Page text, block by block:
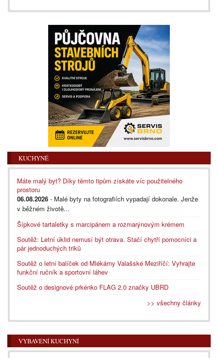
KUCHYNĚ
Máte malý byt? Díky těmto tipům získáte víc použitelného
prostoru
06.08.2026 - Malé byty na fotografiích vypadají dokonale. Jenže
v běžném životě...
Šípkové tartaletky s marcipánem a rozmarýnovým krémem
Soutěž: Letní úklid nemusí být otrava. Stačí chytří pomocníci a
pár jednoduchých triků
Soutěž o letní balíček od Mlékárny Valašské Meziříčí: Vyhrajte
funkční ručník a sportovní láhev
Soutěž o designové prkénko FLAG 2.0 značky UBRD
>> všechny články
VYBAVENÍ KUCHYNÍ